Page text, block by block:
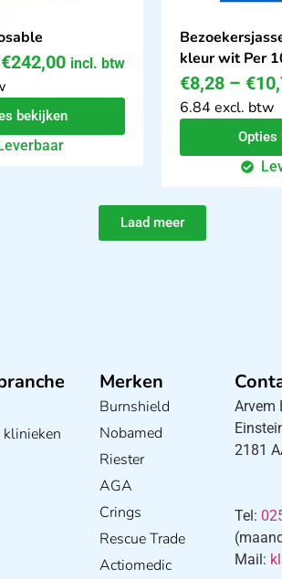
€242,00 incl. btw
bekijken
Leverbaar
kleur wit Per
€8,28 – €
6.84 excl. btw
Opties
Laad meer
klinieken
Merken
Burnshield
Nobamed
Riester
AGA
Crings
Rescue Trade
Actiomedic
Arvem
2181
Tel:
Mail: